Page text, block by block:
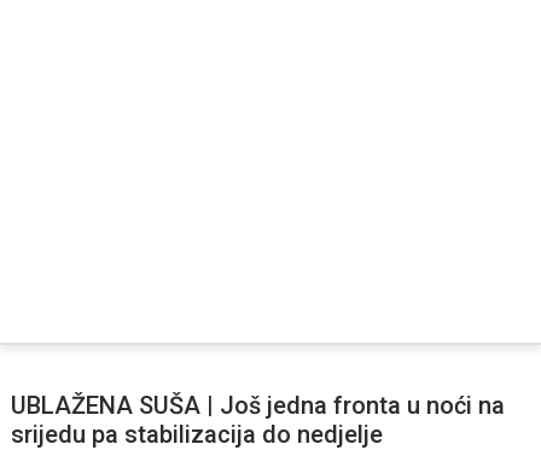
UBLAŽENA SUŠA | Još jedna fronta u noći na
srijedu pa stabilizacija do nedjelje